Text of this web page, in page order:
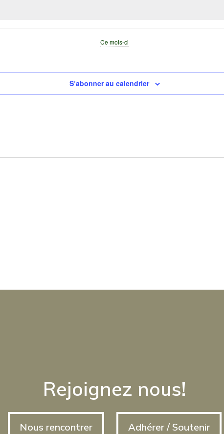
Ce mois-ci
S’abonner au calendrier
Rejoignez nous!
Nous rencontrer Adhérer / Soutenir